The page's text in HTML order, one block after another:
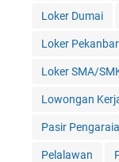
Loker Dumai
Loker
Loker SMA/
Lowongan
Pasir
Pelalawan